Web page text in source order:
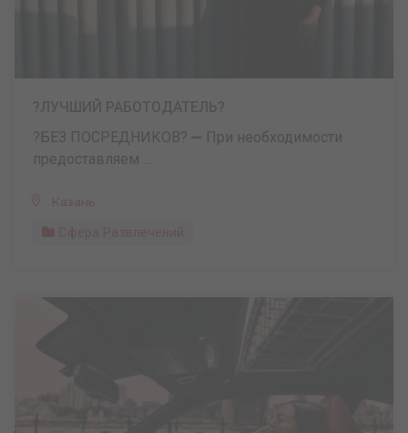
?БЕЗ ПОСРЕДНИКОВ? ➖ При необходимости
предоставляем ...
Казань
Сфера Развлечений